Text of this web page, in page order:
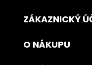
ZÁKAZNICKÝ
O NÁKUPU